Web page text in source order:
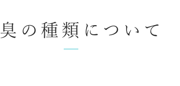
口臭の種類について